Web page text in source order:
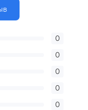
0
0
0
0
0